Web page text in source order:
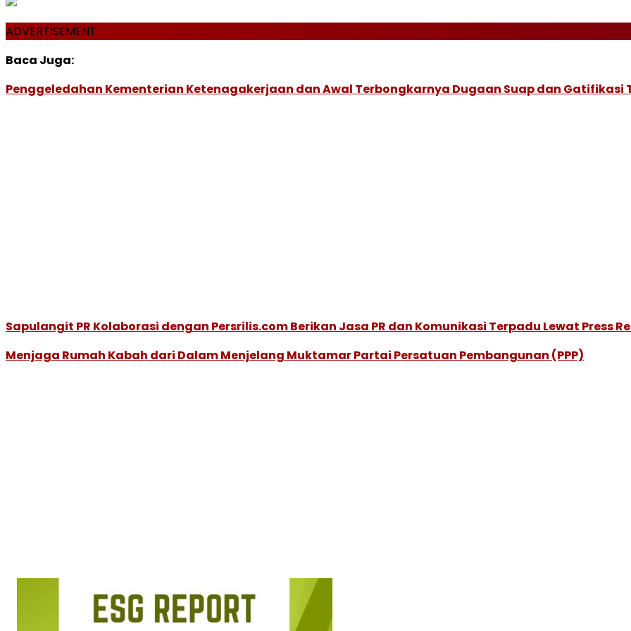
ADVERTISEMENT
Baca Juga:
Penggeledahan Kementerian Ketenagakerjaan dan Awal Terbongkarnya Dugaan Suap dan Gatifikasi
Sapulangit PR Kolaborasi dengan Persrilis.com Berikan Jasa PR dan Komunikasi Terpadu Lewat Press
Menjaga Rumah Kabah dari Dalam Menjelang Muktamar Partai Persatuan Pembangunan (PPP)